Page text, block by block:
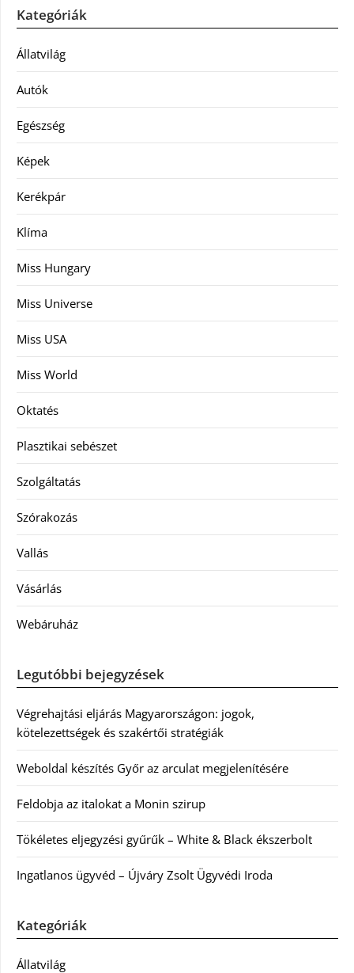
Kategóriák
Állatvilág
Autók
Egészség
Képek
Kerékpár
Klíma
Miss Hungary
Miss Universe
Miss USA
Miss World
Oktatés
Plasztikai sebészet
Szolgáltatás
Szórakozás
Vallás
Vásárlás
Webáruház
Legutóbbi bejegyzések
Végrehajtási eljárás Magyarországon: jogok,
kötelezettségek és szakértői stratégiák
Weboldal készítés Győr az arculat megjelenítésére
Feldobja az italokat a Monin szirup
Tökéletes eljegyzési gyűrűk – White & Black ékszerbolt
Ingatlanos ügyvéd – Újváry Zsolt Ügyvédi Iroda
Kategóriák
Állatvilág